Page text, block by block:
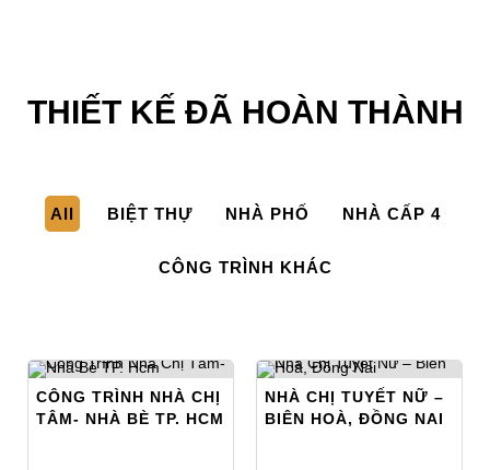
THIẾT KẾ ĐÃ HOÀN THÀNH
All BIỆT THỰ NHÀ PHỐ NHÀ CẤP 4
CÔNG TRÌNH KHÁC
CÔNG TRÌNH NHÀ CHỊ
TÂM- NHÀ BÈ TP. HCM
NHÀ CHỊ TUYẾT NỮ –
BIÊN HOÀ, ĐỒNG NAI